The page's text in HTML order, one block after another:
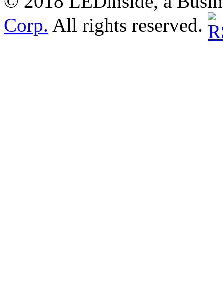
Corp. All rights reserved.